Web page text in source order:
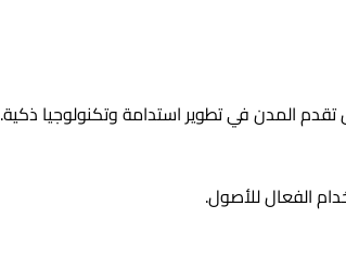
المدن في تطوير استدامة وتكنولوجيا ذكية.
الفعال للأصول.